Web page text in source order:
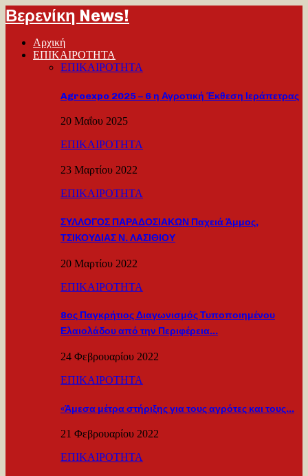
Βερενίκη News!
Αρχική
ΕΠΙΚΑΙΡΟΤΗΤΑ
ΕΠΙΚΑΙΡΟΤΗΤΑ
Agroexpo 2025 – 6 η Αγροτική Έκθεση Ιεράπετρας
20 Μαΐου 2025
ΕΠΙΚΑΙΡΟΤΗΤΑ
23 Μαρτίου 2022
ΕΠΙΚΑΙΡΟΤΗΤΑ
ΣΥΛΛΟΓΟΣ ΠΑΡΑΔΟΣΙΑΚΩΝ Παχειά Άμμος,
ΤΣΙΚΟΥΔΙΑΣ Ν. ΛΑΣΙΘΙΟΥ
20 Μαρτίου 2022
ΕΠΙΚΑΙΡΟΤΗΤΑ
8ος Παγκρήτιος Διαγωνισμός Τυποποιημένου
Ελαιολάδου από την Περιφέρεια…
24 Φεβρουαρίου 2022
ΕΠΙΚΑΙΡΟΤΗΤΑ
«Άμεσα μέτρα στήριξης για τους αγρότες και τους…
21 Φεβρουαρίου 2022
ΕΠΙΚΑΙΡΟΤΗΤΑ